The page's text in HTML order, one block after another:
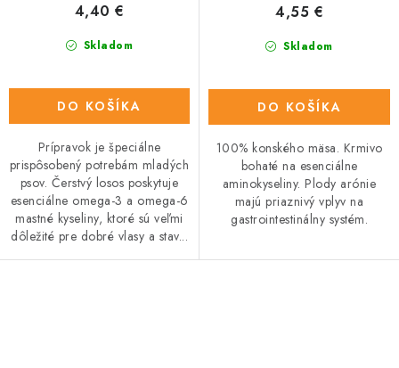
Skladom
4,40 €
DO KOŠÍKA
Prípravok je špeciálne
prispôsobený potrebám mladých
psov. Čerstvý losos poskytuje
esenciálne omega-3 a omega-6
mastné kyseliny, ktoré sú veľmi
dôležité pre dobré vlasy a stav...
Skladom
4,55 €
DO KOŠÍKA
100% konského mäsa. Krmivo
bohaté na esenciálne
aminokyseliny. Plody arónie
majú priaznivý vplyv na
gastrointestinálny systém.